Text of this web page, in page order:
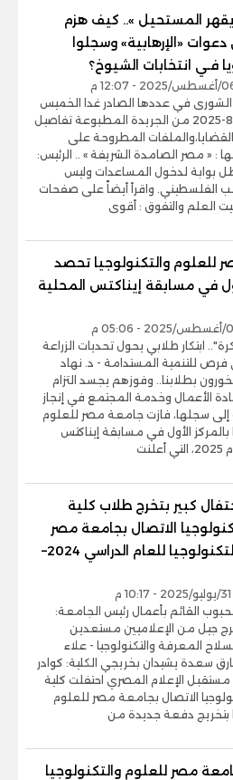
المستحيل ».. كيف هزم
دعوات «الإرهابية» وسجلوا
فـي انتخابات الشيوخ؟
الشورى في عددها الصادر غدا الخميس
الموافق 7-8-2025 من الجريدة المطبوعة تفاصيل
المطروحة على
: « مصر الصامدة الشريفة » .. الرئيس:
بوابة لدخول المساعدات وليس
الفلسطيني. واقرأ أيضاً على صفحات
العلم والتفوق : أقوى
للعلوم والتكنولوجيا تحصد
في مسابقة إيناكتس المحلية
ابتكار طلابي يحول تحديات الزراعة
فرص للتنمية المستدامة - د. نهاد
بطلابنا.. وفوزهم يجسد التزام
الأعمال وخدمة المجتمع في إنجاز
سجلها، فازت جامعة مصر للعلوم
بالمركز الأول في مسابقة إيناكتس
كبير بتخرج طلاب كلية
الاتصال بجامعة مصر
للعلوم والتكنولوجيا للعام الدراسي 2024–
القائم بأعمال رئيس الجامعة:
جيل من الإعلاميين مستعدين
المعرفة والتكنولوجيا - علاء
سعدة يشيدان بخريجي الكلية: كوادر
الإعلام المصري احتفلت كلية
الاتصال بجامعة مصر للعلوم
بتخريج دفعة جديدة من
مصر للعلوم والتكنولوجيا